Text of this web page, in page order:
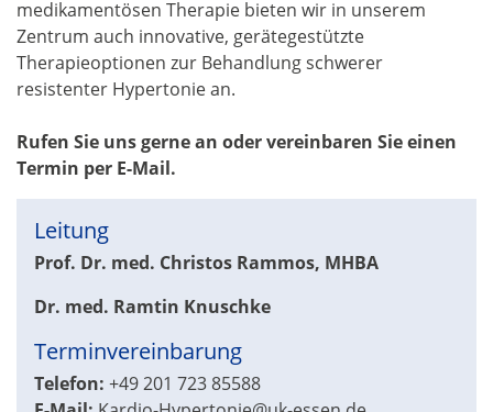
medikamentösen Therapie bieten wir in unserem
Zentrum auch innovative, gerätegestützte
Therapieoptionen zur Behandlung schwerer
resistenter Hypertonie an.
Rufen Sie uns gerne an oder vereinbaren Sie einen
Termin per E-Mail.
Leitung
Prof. Dr. med. Christos Rammos, MHBA
Dr. med. Ramtin Knuschke
Terminvereinbarung
Telefon: +49 201 723 85588